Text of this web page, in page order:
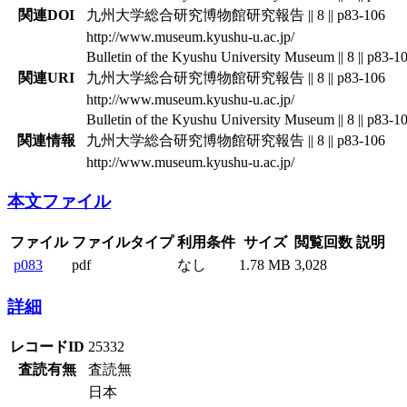
関連DOI
九州大学総合研究博物館研究報告 || 8 || p83-106
http://www.museum.kyushu-u.ac.jp/
関連URI
Bulletin of the Kyushu University Museum || 8 || p83-
九州大学総合研究博物館研究報告 || 8 || p83-106
http://www.museum.kyushu-u.ac.jp/
関連情報
Bulletin of the Kyushu University Museum || 8 || p83-
九州大学総合研究博物館研究報告 || 8 || p83-106
http://www.museum.kyushu-u.ac.jp/
本文ファイル
ファイル ファイルタイプ 利用条件 サイズ 閲覧回数 説明
p083
pdf なし 1.78 MB 3,028
詳細
レコードID 25332
査読有無
査読無
日本